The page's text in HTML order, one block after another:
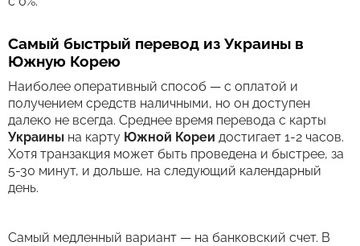
Самый быстрый перевод из Украины в
Южную Корею
Наиболее оперативный способ — с оплатой и
получением средств наличными, но он доступен
далеко не всегда. Среднее время перевода c карты
Украины на карту Южной Кореи достигает 1-2 часов.
Хотя транзакция может быть проведена и быстрее, за
5-30 минут, и дольше, на следующий календарный
день.
Самый медленный вариант — на банковский счет. В